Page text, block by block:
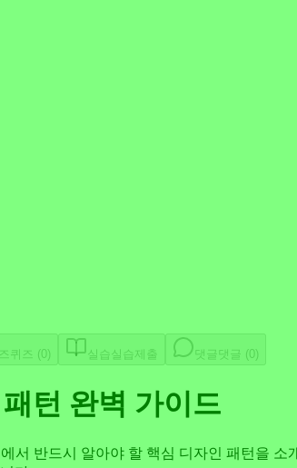
퀴즈 (0 ) 실습실습제출 댓글 댓글 (0 )
턴 완벽 가이드
서 반드시 알아야 할 핵심 디자인 패턴을 소